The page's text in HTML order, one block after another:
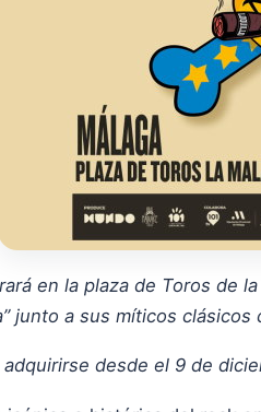
en la plaza de Toros de
junto a sus míticos
desde el 9 de